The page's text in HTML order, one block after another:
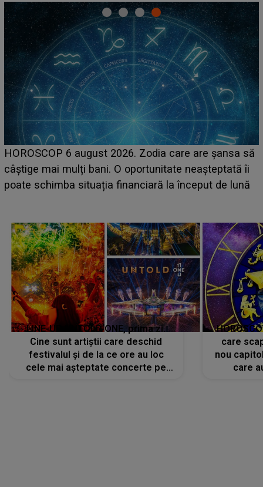
HOROSCOP 6 august 2026. Zodia care are șansa să
câștige mai mulți bani. O oportunitate neașteptată îi
poate schimba situația financiară la început de lună
LINE-UP UNTOLD ONE, prima zi.
Cine sunt artiștii care deschid
festivalul și de la ce ore au loc
cele mai așteptate concerte pe
care
nou
care